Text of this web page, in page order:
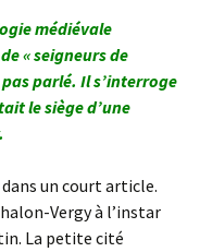
médiévale
« seigneurs de
parlé. Il s’interroge
le siège d’une
dans un court article.
Vergy à l’instar
La petite cité